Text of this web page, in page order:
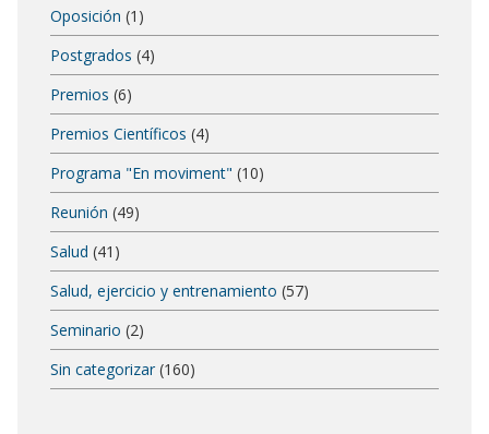
Oposición (1)
Postgrados (4)
Premios (6)
Premios Científicos (4)
Programa "En moviment" (10)
Reunión (49)
Salud (41)
Salud, ejercicio y entrenamiento (57)
Seminario (2)
Sin categorizar (160)